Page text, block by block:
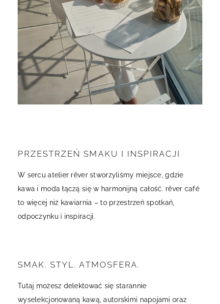
PRZESTRZEŃ SMAKU I INSPIRACJI
W sercu atelier rêver stworzyliśmy miejsce, gdzie
kawa i moda łączą się w harmonijną całość. rêver café
to więcej niż kawiarnia – to przestrzeń spotkań,
odpoczynku i inspiracji.
SMAK. STYL. ATMOSFERA.
Tutaj możesz delektować się starannie
wyselekcjonowaną kawą, autorskimi napojami oraz